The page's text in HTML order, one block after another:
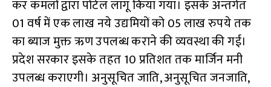
कर कमलों द्वारा पोर्टल लागू किया गया। इसके अन्तर्गत
01 वर्ष में एक लाख नये उद्यमियों को 05 लाख रुपये तक
का ब्याज मुक्त ऋण उपलब्ध कराने की व्यवस्था की गई।
प्रदेश सरकार इसके तहत 10 प्रतिशत तक मार्जिन मनी
उपलब्ध कराएगी। अनुसूचित जाति, अनुसूचित जनजाति,